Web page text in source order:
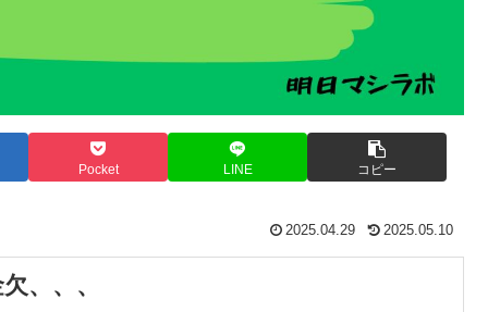
Pocket LINE コピー
2025.04.29 2025.05.10
、、、